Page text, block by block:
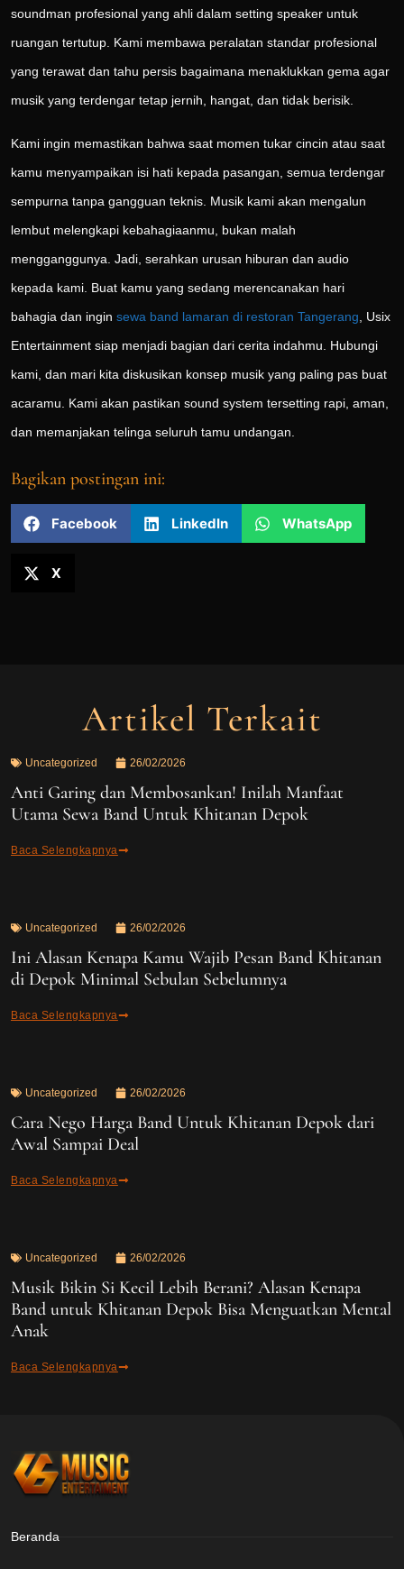
soundman profesional yang ahli dalam setting speaker untuk
ruangan tertutup. Kami membawa peralatan standar profesional
yang terawat dan tahu persis bagaimana menaklukkan gema agar
musik yang terdengar tetap jernih, hangat, dan tidak berisik.
Kami ingin memastikan bahwa saat momen tukar cincin atau saat
kamu menyampaikan isi hati kepada pasangan, semua terdengar
sempurna tanpa gangguan teknis. Musik kami akan mengalun
lembut melengkapi kebahagiaanmu, bukan malah
mengganggunya. Jadi, serahkan urusan hiburan dan audio
kepada kami. Buat kamu yang sedang merencanakan hari
bahagia dan ingin sewa band lamaran di restoran Tangerang , Usix
Entertainment siap menjadi bagian dari cerita indahmu. Hubungi
kami, dan mari kita diskusikan konsep musik yang paling pas buat
acaramu. Kami akan pastikan sound system tersetting rapi, aman,
dan memanjakan telinga seluruh tamu undangan.
Bagikan postingan ini:
Facebook LinkedIn WhatsApp
X
Artikel Terkait
Uncategorized 26/02/2026
Anti Garing dan Membosankan! Inilah Manfaat
Utama Sewa Band Untuk Khitanan Depok
Baca Selengkapnya
Uncategorized 26/02/2026
Ini Alasan Kenapa Kamu Wajib Pesan Band Khitanan
di Depok Minimal Sebulan Sebelumnya
Baca Selengkapnya
Uncategorized 26/02/2026
Cara Nego Harga Band Untuk Khitanan Depok dari
Awal Sampai Deal
Baca Selengkapnya
Uncategorized 26/02/2026
Musik Bikin Si Kecil Lebih Berani? Alasan Kenapa
Band untuk Khitanan Depok Bisa Menguatkan Mental
Anak
Baca Selengkapnya
Beranda